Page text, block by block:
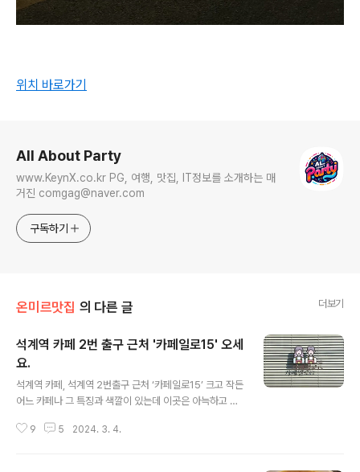
위치 바로가기
All About Party
www.KeynX.co.kr PG, 여행, 맛집, IT정보를 소개하는 매
거진 comgag@naver.com
구독하기
온미르맛집 의 다른 글 더보기
석계역 카페 2번 출구 근처 '카페일로15' 오세
요.
석계역 카페, 석계역 2번출구 근처 ‘카페일로15’ 크고 작든
어느 카페나 그 특징과 색깔이 있는데 이곳은 아늑하고 조
궁금하기도 합니다. 실례가 되어서 물어보진 않았습니다만
9 5 2024. 3. 4.